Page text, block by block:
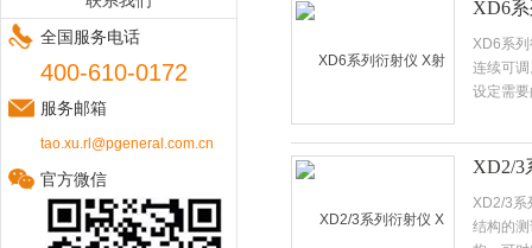
全国服务电话
400-610-0172
服务邮箱
tao.xu.rl@pgeneral.com.cn
官方微信
XD6
XD6系
连续可
设定需
XD2/3
XD2/3系
结构的